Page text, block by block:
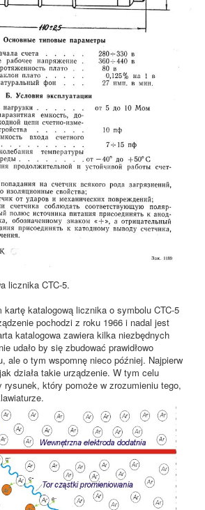
licznika CTC-5.
kartę katalogową licznika o symbolu CTC-5
pochodzi z roku 1966 i nadal jest
katalogowa zawiera kilka niezbędnych
udało by się zbudować prawidłowo
ale o tym wspomnę nieco później. Najpierw
działa takie urządzenie. W tym celu
rysunek, który pomoże w zrozumieniu tego,